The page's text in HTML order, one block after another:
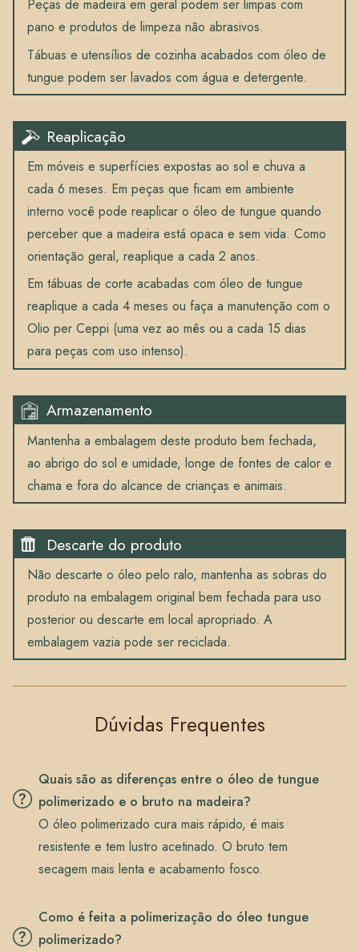
Peças de madeira em geral podem ser limpas com
pano e produtos de limpeza não abrasivos.
Tábuas e utensílios de cozinha acabados com óleo de
tungue podem ser lavados com água e detergente.
Reaplicação
Em móveis e superfícies expostas ao sol e chuva a
cada 6 meses. Em peças que ficam em ambiente
interno você pode reaplicar o óleo de tungue quando
perceber que a madeira está opaca e sem vida. Como
orientação geral, reaplique a cada 2 anos.
Em tábuas de corte acabadas com óleo de tungue
reaplique a cada 4 meses ou faça a manutenção com o
Olio per Ceppi (uma vez ao mês ou a cada 15 dias
para peças com uso intenso).
Armazenamento
Mantenha a embalagem deste produto bem fechada,
ao abrigo do sol e umidade, longe de fontes de calor e
chama e fora do alcance de crianças e animais.
Descarte do produto
Não descarte o óleo pelo ralo, mantenha as sobras do
produto na embalagem original bem fechada para uso
posterior ou descarte em local apropriado. A
embalagem vazia pode ser reciclada.
Dúvidas Frequentes
Quais são as diferenças entre o óleo de tungue
polimerizado e o bruto na madeira?
O óleo polimerizado cura mais rápido, é mais
resistente e tem lustro acetinado. O bruto tem
secagem mais lenta e acabamento fosco.
Como é feita a polimerização do óleo tungue
polimerizado?